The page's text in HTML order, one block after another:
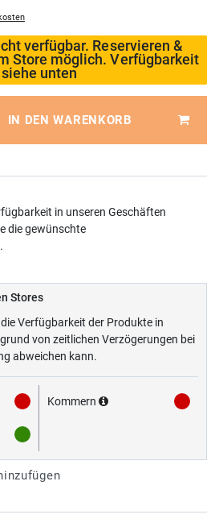
verfügbar. Reservieren &
Store möglich. Verfügbarkeit
siehe unten
IN DEN WARENKORB
in unseren Geschäften
die gewünschte
Stores
Verfügbarkeit der Produkte in
von zeitlichen Verzögerungen bei
abweichen kann.
Kommern